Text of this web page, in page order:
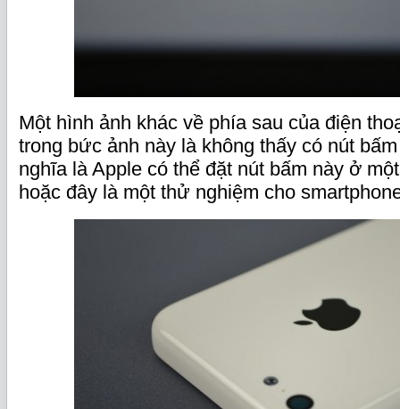
Một hình ảnh khác về phía sau của điện
trong bức ảnh này là không thấy có nút
nghĩa là Apple có thể đặt nút bấm này ở
hoặc đây là một thử nghiệm cho